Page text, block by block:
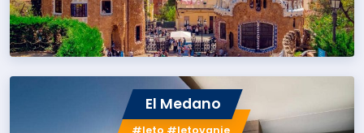
El Medano
#leto #letovanje